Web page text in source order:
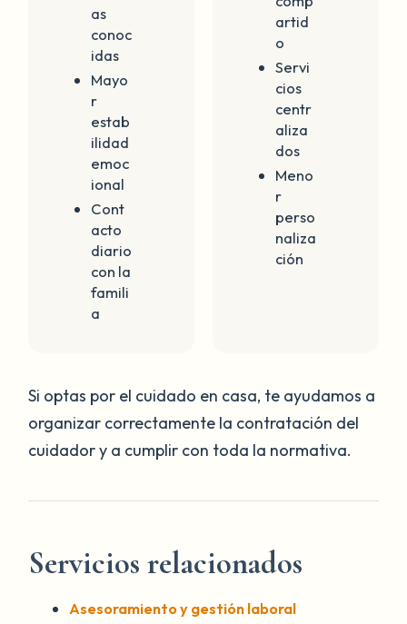
as
conoc
idas
Mayo
r
estab
ilidad
emoc
ional
Cont
acto
diario
con la
famili
a
artid
o
Servi
cios
centr
aliza
dos
Meno
r
perso
naliza
ción
Si optas por el cuidado en casa, te ayudamos a
organizar correctamente la contratación del
cuidador y a cumplir con toda la normativa.
Servicios relacionados
Asesoramiento y gestión laboral